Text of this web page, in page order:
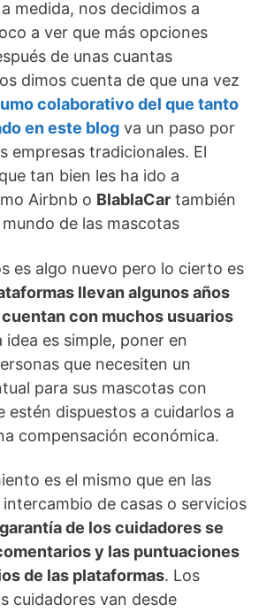
medida, nos decidimos a
a ver que más opciones
de unas cuantas
dimos cuenta de que una vez
colaborativo del que tanto
en este blog va un paso por
empresas tradicionales. El
tan bien les ha ido a
Airbnb o BlablaCar también
de las mascotas
es algo nuevo pero lo cierto es
llevan algunos años
con muchos usuarios
idea es simple, poner en
que necesiten un
para sus mascotas con
estén dispuestos a cuidarlos a
compensación económica.
es el mismo que en las
de casas o servicios
de los cuidadores se
y las puntuaciones
de las plataformas. Los
cuidadores van desde